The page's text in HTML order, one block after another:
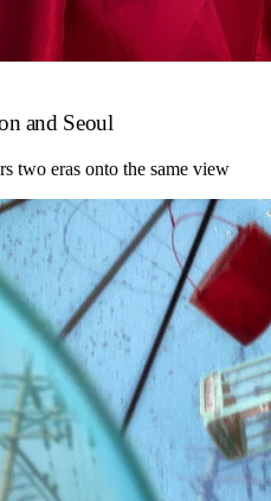
and Seoul
two eras onto the same view